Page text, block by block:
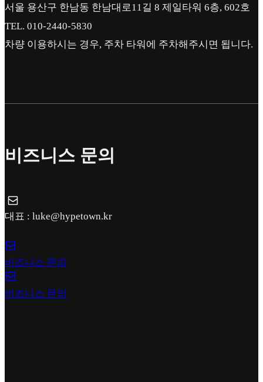
서울 용산구 한남동 한남대로11길 8 제일타워 6층, 602호
TEL. 010-2440-5830
차량 이용하시는 경우, 주차 타워에 주차해주시면 됩니다.
비즈니스 문의
대표 : luke@hypetown.kr
비즈니스 문의
비즈니스 문의